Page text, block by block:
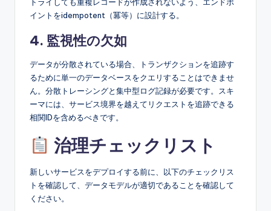
イントをidempotent（冪等）に設計する。
4. 監視性の欠如
データが分散されている場合、トランザクションを追跡す
るために単一のデータベースをクエリすることはできませ
ん。分散トレーシングと集中型ログ記録が必要です。スキ
ーマには、サービス境界を越えてリクエストを追跡できる
相関IDを含めるべきです。
治理チェックリスト
新しいサービスをデプロイする前に、以下のチェックリス
トを確認して、データモデルが適切であることを確認して
ください。